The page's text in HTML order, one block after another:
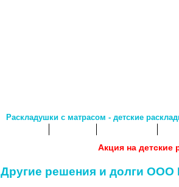
Акция на детские
Раскладушки с матрасом - детские
Другие решения и долги ООО